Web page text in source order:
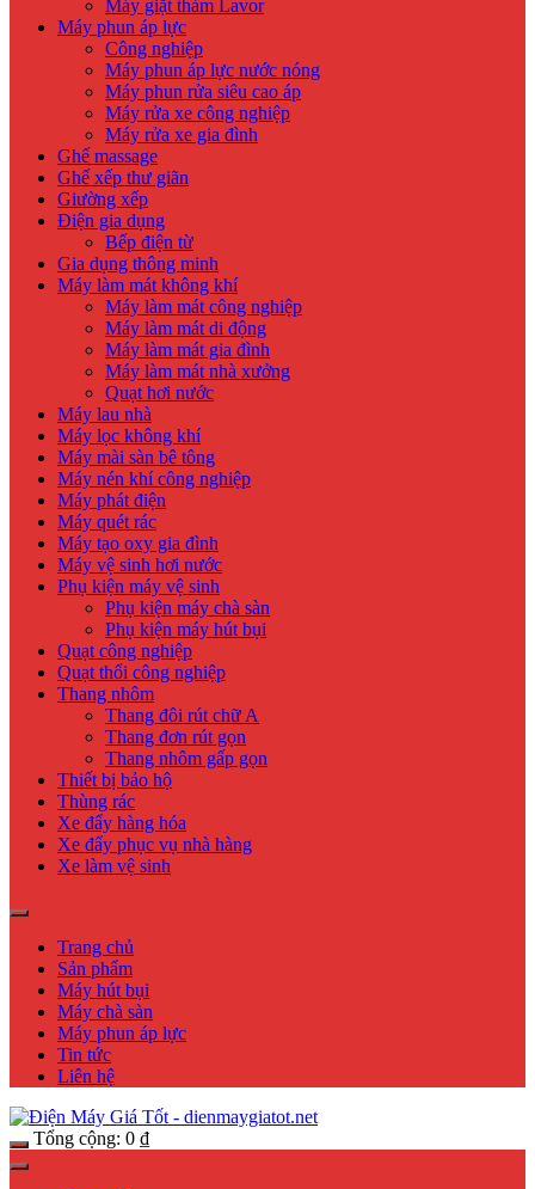
Máy giặt thảm Lavor
Máy phun áp lực
Công nghiệp
Máy phun áp lực nước nóng
Máy phun rửa siêu cao áp
Máy rửa xe công nghiệp
Máy rửa xe gia đình
Ghế massage
Ghế xếp thư giãn
Giường xếp
Điện gia dụng
Bếp điện từ
Gia dụng thông minh
Máy làm mát không khí
Máy làm mát công nghiệp
Máy làm mát di động
Máy làm mát gia đình
Máy làm mát nhà xưởng
Quạt hơi nước
Máy lau nhà
Máy lọc không khí
Máy mài sàn bê tông
Máy nén khí công nghiệp
Máy phát điện
Máy quét rác
Máy tạo oxy gia đình
Máy vệ sinh hơi nước
Phụ kiện máy vệ sinh
Phụ kiện máy chà sàn
Phụ kiện máy hút bụi
Quạt công nghiệp
Quạt thổi công nghiệp
Thang nhôm
Thang đôi rút chữ A
Thang đơn rút gọn
Thang nhôm gấp gọn
Thiết bị bảo hộ
Thùng rác
Xe đẩy hàng hóa
Xe đẩy phục vụ nhà hàng
Xe làm vệ sinh
Trang chủ
Sản phẩm
Máy hút bụi
Máy chà sàn
Máy phun áp lực
Tin tức
Liên hệ
Tổng cộng: 0 ₫